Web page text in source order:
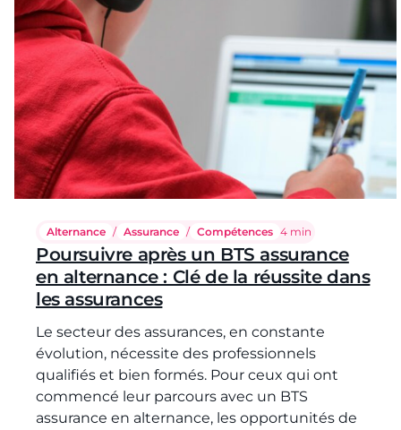
Alternance / Assurance / Compétences Temps de lecture :
4 min
Poursuivre après un BTS assurance
en alternance : Clé de la réussite dans
les assurances
Le secteur des assurances, en constante
évolution, nécessite des professionnels
qualifiés et bien formés. Pour ceux qui ont
commencé leur parcours avec un BTS
assurance en alternance, les opportunités de